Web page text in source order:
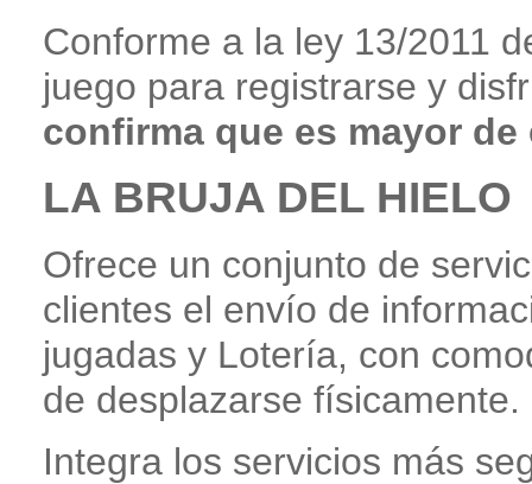
Conforme a la ley 13/2011
juego para registrarse y
confirma que es mayor de
LA BRUJA DEL HIELO
Ofrece un conjunto de
clientes el envío de
jugadas y Lotería, con
de desplazarse físicamente.
Integra los servicios más